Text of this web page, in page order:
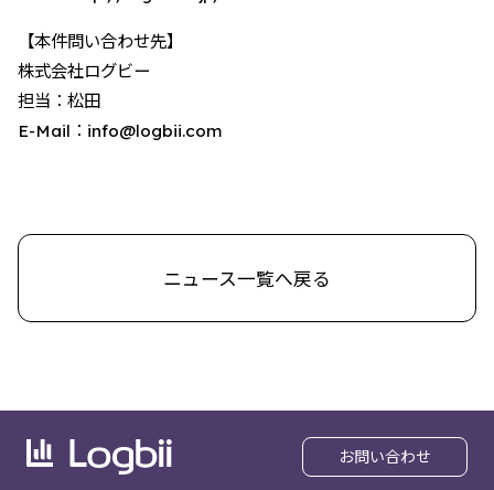
【本件問い合わせ先】
株式会社ログビー
担当：松田
E-Mail：info@logbii.com
ニュース一覧へ戻る
お問い合わせ